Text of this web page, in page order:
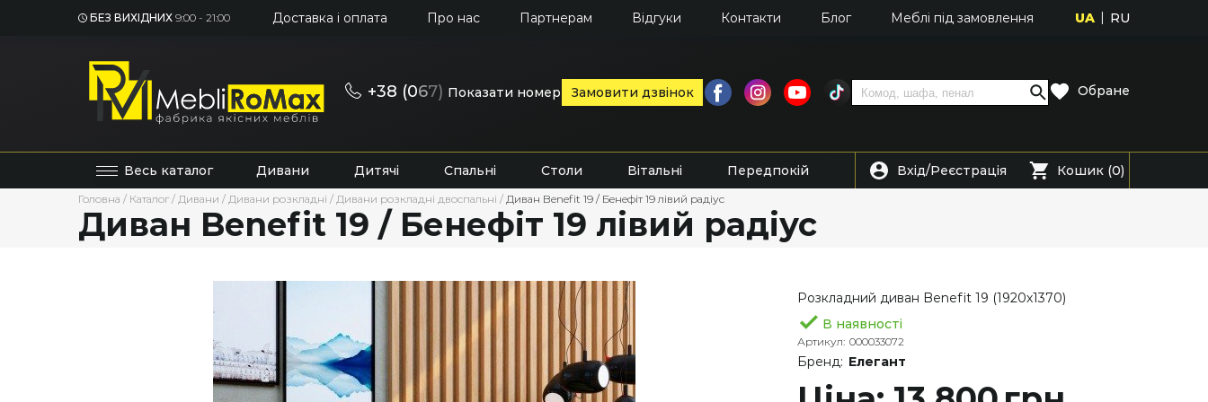
БЕЗ ВИХІДНИХ 9:00 - 21:00 Доставка і оплата Про нас Партнерам Відгуки Контакти Блог Меблі під замовлення UA RU
+38 (067) Показати номер Замовити дзвінок Обране
Весь каталог Дивани Дитячі Спальні Столи Вітальні Передпокій Вхід/Реєстрація Кошик (0)
Головна / Каталог / Дивани / Дивани розкладні / Дивани розкладні двоспальні / Диван Benefit 19 / Бенефіт 19 лівий радіус
Диван Benefit 19 / Бенефіт 19 лівий радіус
Розкладний диван Benefit 19 (1920х1370)
В наявності
Артикул: 000033072
Бренд: Елегант